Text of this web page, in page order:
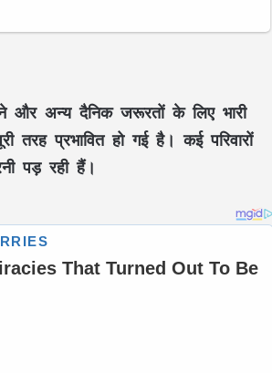
और अन्य दैनिक जरूरतों के लिए भारी
तरह प्रभावित हो गई है। कई परिवारों
पड़ रही हैं।